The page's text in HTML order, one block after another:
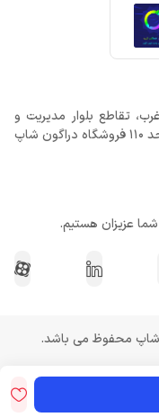
تقاطع بلوار مدیریت و
شاپ محفوظ می باشد.